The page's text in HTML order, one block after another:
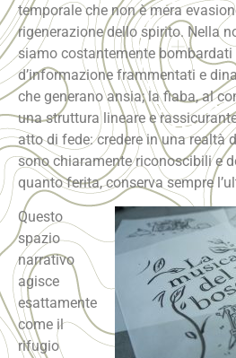
temporale che non è mera
rigenerazione dello spirito. Nella
siamo costantemente bombardati
d’informazione frammentati e
che generano ansia; la fiaba, al
una struttura lineare e
atto di fede: credere in una realtà
sono chiaramente riconoscibili e
quanto ferita, conserva sempre
Questo
spazio
narrativo
agisce
esattamente
come il
rifugio